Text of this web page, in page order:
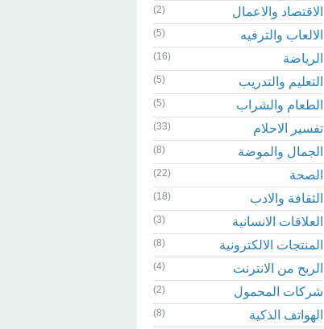
الاقتصاد والاعمال (2)
الالعاب والترفيه (5)
الرياضة (16)
التعليم والتدريب (5)
الطعام والشراب (5)
تفسير الاحلام (33)
الجمال والموضة (8)
الصحة (22)
الثقافة والادب (18)
العلاقات الانسانية (3)
المنتجات الالكترونية (8)
الربح من الانترنت (4)
شركات المحمول (2)
الهواتف الذكية (8)